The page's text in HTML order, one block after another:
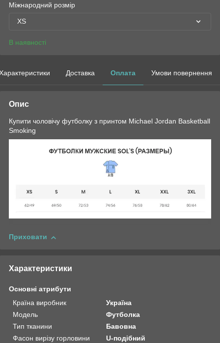
Міжнародний розмір
XS
В наявності
Доставка Оплата Умови повернення
Опис
Купити чоловічу футболку з принтом Michael Jordan Basketball
Smoking
Приховати
Характеристики
Основні атрибути
Країна виробник
Україна
Модель
Футболка
Тип тканини
Бавовна
Фасон вирізу горловини
U-подібний